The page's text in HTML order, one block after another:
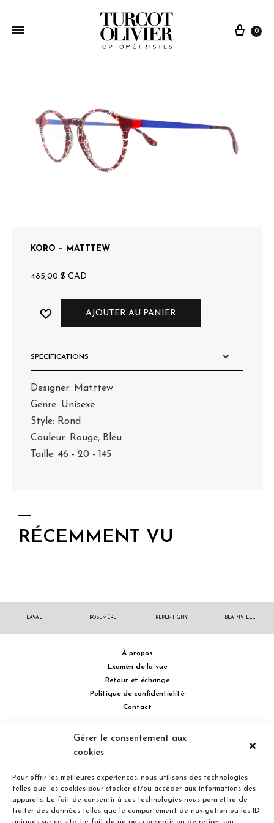
Gérer le consentement aux
cookies
Pour offrir les meilleures expériences, nous utilisons des technologies
telles que les cookies pour stocker et/ou accéder aux informations des
appareils. Le fait de consentir à ces technologies nous permettra de
traiter des données telles que le comportement de navigation ou les ID
0
KORO – MATTTEW
485,00 $ CAD
AJOUTER AU PANIER
SPÉCIFICATIONS
Designer: Matttew
Genre: Unisexe
Style: Rond
Couleur: Rouge, Bleu
Taille: 46 - 20 - 145
RÉCEMMENT VU
LAVAL ROSEMÈRE REPENTIGNY BLAINVILLE
À propos
Examen de la vue
Retour et échange
Politique de confidentialité
Contact
514 732.0222
Concorde Est, Laval, Québec H7G 2E4 Canada